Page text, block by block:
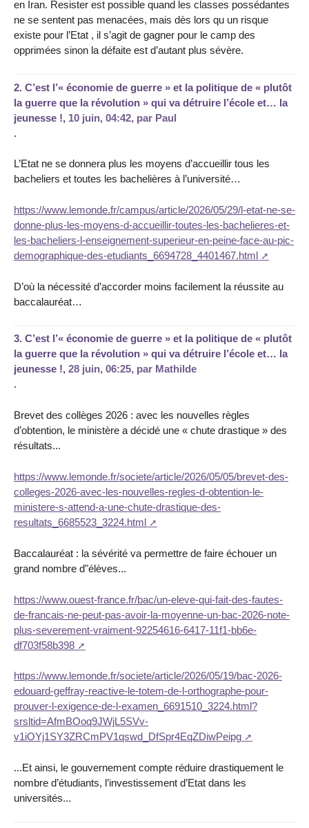
en Iran. Resister est possible quand les classes possédantes
ne se sentent pas menacées, mais dès lors qu un risque
existe pour l’Etat , il s’agit de gagner pour le camp des
opprimées sinon la défaite est d’autant plus sévère.
2. C’est l’« économie de guerre » et la politique de « plutôt
la guerre que la révolution » qui va détruire l’école et… la
jeunesse !, 10 juin, 04:42, par Paul
.
L’Etat ne se donnera plus les moyens d’accueillir tous les
bacheliers et toutes les bachelières à l’université…
https://www.lemonde.fr/campus/article/2026/05/29/l-etat-ne-se-
donne-plus-les-moyens-d-accueillir-toutes-les-bachelieres-et-
les-bacheliers-l-enseignement-superieur-en-peine-face-au-pic-
demographique-des-etudiants_6694728_4401467.html
D’où la nécessité d’accorder moins facilement la réussite au
baccalauréat…
3. C’est l’« économie de guerre » et la politique de « plutôt
la guerre que la révolution » qui va détruire l’école et… la
jeunesse !, 28 juin, 06:25, par Mathilde
.
Brevet des collèges 2026 : avec les nouvelles règles
d’obtention, le ministère a décidé une « chute drastique » des
résultats...
https://www.lemonde.fr/societe/article/2026/05/05/brevet-des-
colleges-2026-avec-les-nouvelles-regles-d-obtention-le-
ministere-s-attend-a-une-chute-drastique-des-
resultats_6685523_3224.html
Baccalauréat : la sévérité va permettre de faire échouer un
grand nombre d"élèves...
https://www.ouest-france.fr/bac/un-eleve-qui-fait-des-fautes-
de-francais-ne-peut-pas-avoir-la-moyenne-un-bac-2026-note-
plus-severement-vraiment-92254616-6417-11f1-bb6e-
df703f58b398
https://www.lemonde.fr/societe/article/2026/05/19/bac-2026-
edouard-geffray-reactive-le-totem-de-l-orthographe-pour-
prouver-l-exigence-de-l-examen_6691510_3224.html?
srsltid=AfmBOoq9JWjL5SVv-
v1iOYj1SY3ZRCmPV1qswd_DfSpr4EqZDiwPeipg
...Et ainsi, le gouvernement compte réduire drastiquement le
nombre d’étudiants, l’investissement d’Etat dans les
universités...